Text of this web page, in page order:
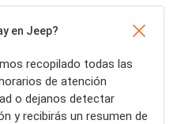
en Jeep?
recopilado todas las
de atención
o dejanos detectar
y recibirás un resumen de